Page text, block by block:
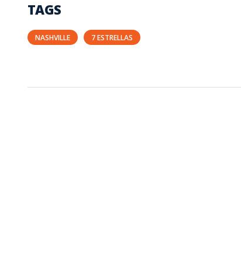
TAGS
NASHVILLE 7 ESTRELLAS